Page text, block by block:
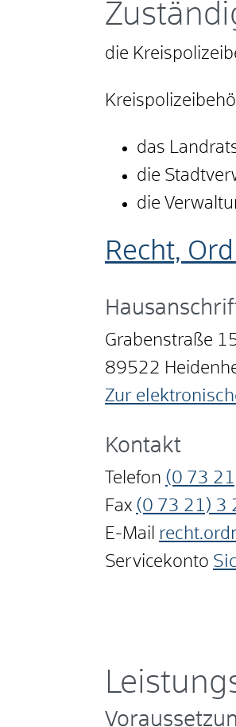
die
das
die
die
Recht,
Grabenstraße
89522
Zur
Kontakt
Telefon (0 73
Fax (0 73 21) 3
E-Mail
Servicekonto